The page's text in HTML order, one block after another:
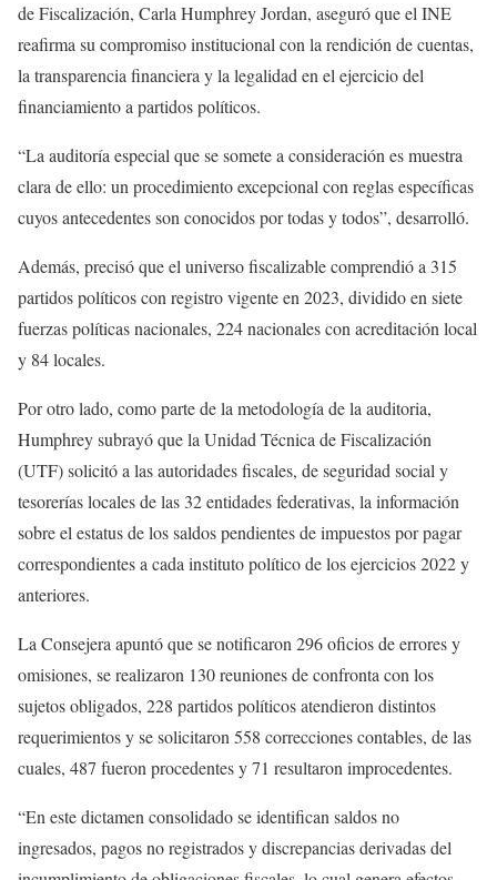
de Fiscalización, Carla Humphrey Jordan, aseguró que el INE
reafirma su compromiso institucional con la rendición de cuentas,
la transparencia financiera y la legalidad en el ejercicio del
financiamiento a partidos políticos.
“La auditoría especial que se somete a consideración es muestra
clara de ello: un procedimiento excepcional con reglas específicas
cuyos antecedentes son conocidos por todas y todos”, desarrolló.
Además, precisó que el universo fiscalizable comprendió a 315
partidos políticos con registro vigente en 2023, dividido en siete
fuerzas políticas nacionales, 224 nacionales con acreditación local
y 84 locales.
Por otro lado, como parte de la metodología de la auditoria,
Humphrey subrayó que la Unidad Técnica de Fiscalización
(UTF) solicitó a las autoridades fiscales, de seguridad social y
tesorerías locales de las 32 entidades federativas, la información
sobre el estatus de los saldos pendientes de impuestos por pagar
correspondientes a cada instituto político de los ejercicios 2022 y
anteriores.
La Consejera apuntó que se notificaron 296 oficios de errores y
omisiones, se realizaron 130 reuniones de confronta con los
sujetos obligados, 228 partidos políticos atendieron distintos
requerimientos y se solicitaron 558 correcciones contables, de las
cuales, 487 fueron procedentes y 71 resultaron improcedentes.
“En este dictamen consolidado se identifican saldos no
ingresados, pagos no registrados y discrepancias derivadas del